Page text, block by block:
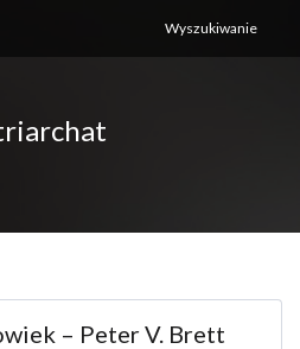
– Peter V. Brett